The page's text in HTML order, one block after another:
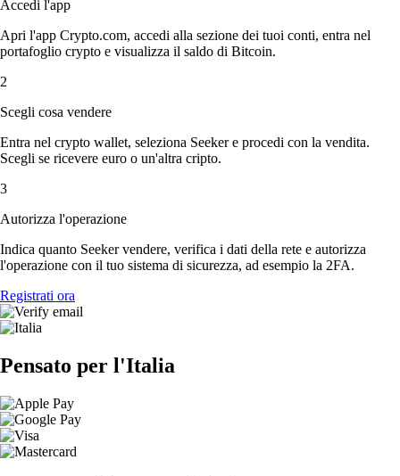
Accedi l'app
Apri l'app Crypto.com, accedi alla sezione dei tuoi conti, entra nel
portafoglio crypto e visualizza il saldo di Bitcoin.
2
Scegli cosa vendere
Entra nel crypto wallet, seleziona Seeker e procedi con la vendita.
Scegli se ricevere euro o un'altra cripto.
3
Autorizza l'operazione
Indica quanto Seeker vendere, verifica i dati della rete e autorizza
l'operazione con il tuo sistema di sicurezza, ad esempio la 2FA.
Registrati ora
Pensato per l'Italia